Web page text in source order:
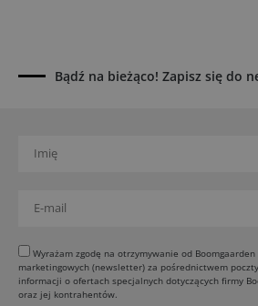
04.08.2026
03.08.2026
bijakowe
Rzepak hybrydowy: sposób na
02.08.2026
Europejski przemysł maszyn
Bądź na bieżąco! Zapisz się do
Wyrażam zgodę na otrzymywanie od
marketingowych (newsletter) za pośrednictwem
informacji o ofertach specjalnych dotyczących firmy
oraz jej kontrahentów.